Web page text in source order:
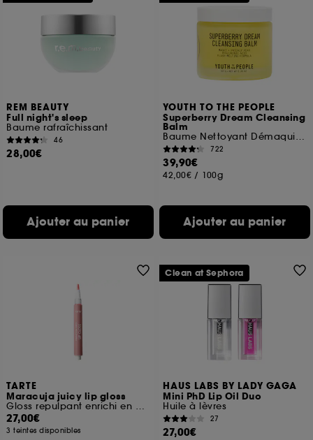
REM BEAUTY
Full night's sleep
Baume rafraîchissant
46
28,00€
Ajouter au panier
YOUTH TO THE PEOPLE
Superberry Dream Cleansing
Balm
Baume Nettoyant Démaquillant
722
39,90€
42,00€ / 100g
Ajouter au panier
TARTE
Maracuja juicy lip gloss
Gloss repulpant enrichi en peptides
27,00€
3 teintes disponibles
HAUS LABS BY LADY GAGA
Mini PhD Lip Oil Duo
Huile à lèvres
27
27,00€
Clean at Sephora